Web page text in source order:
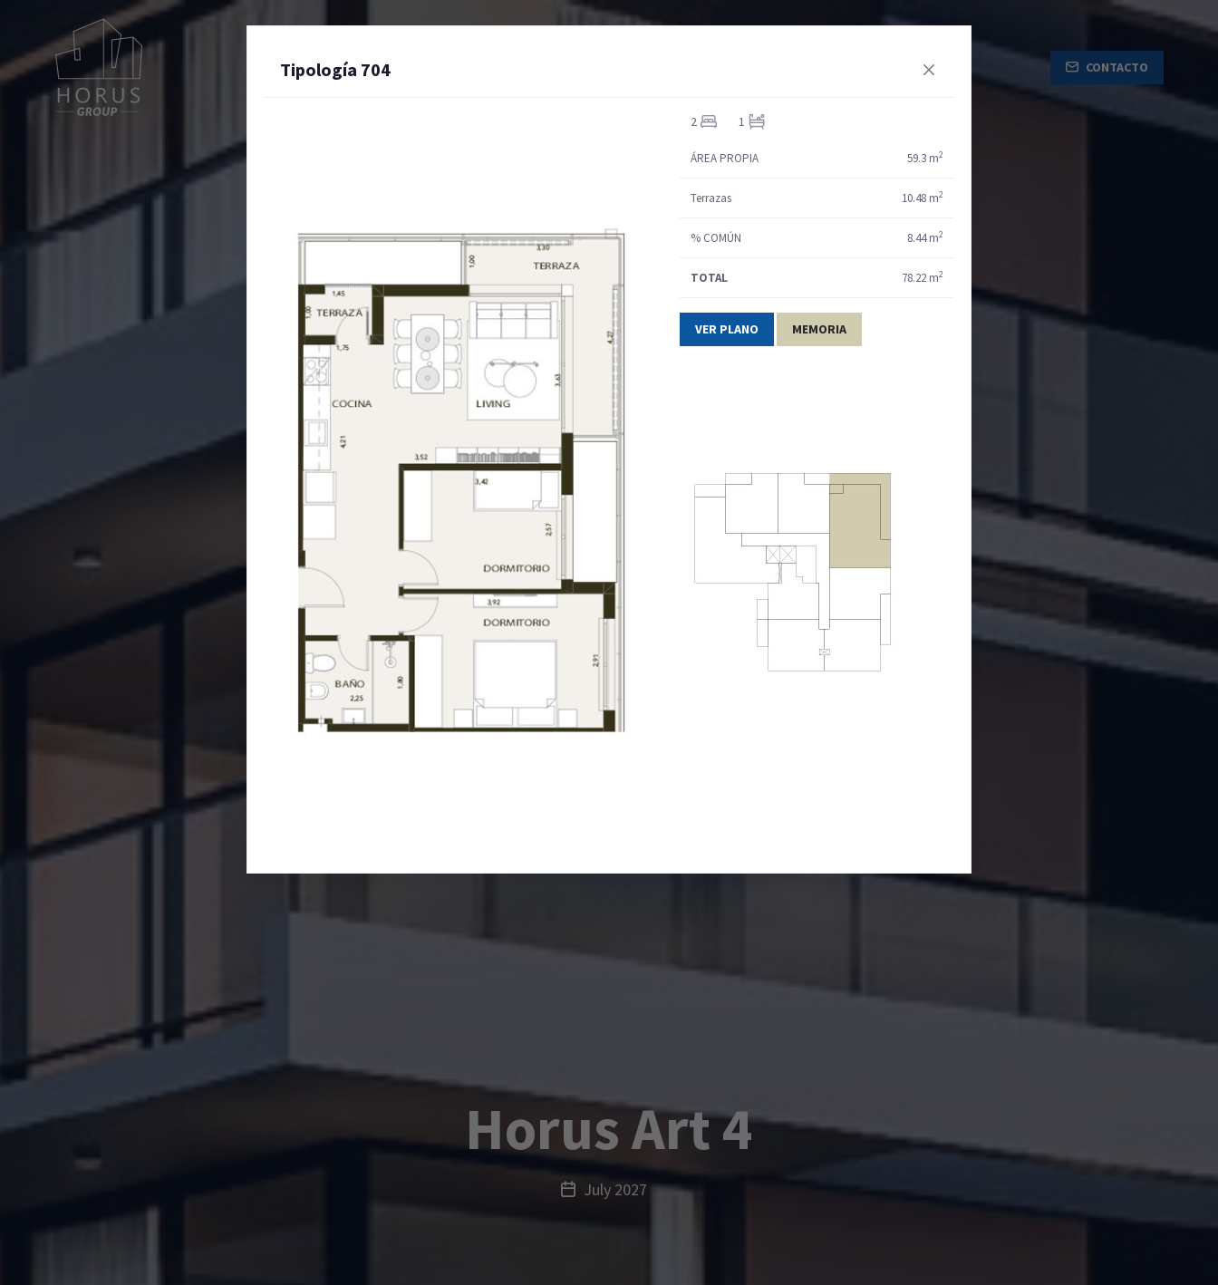
CONTACTO
Horus Art 4
July 2027
Tipología 704
2 1
ÁREA PROPIA 59.3 m2
Terrazas 10.48 m2
% COMÚN 8.44 m2
TOTAL 78.22 m2
VER PLANO MEMORIA